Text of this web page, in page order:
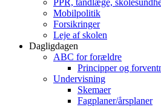
PPR, tandlæge,
Mobilpolitik
Forsikringer
Leje af skolen
Dagligdagen
ABC for forældre
Principper og
Undervisning
Skemaer
Fagplaner/årsplaner